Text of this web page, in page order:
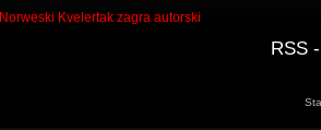
Norweski Kvelertak zagra autorski
RSS